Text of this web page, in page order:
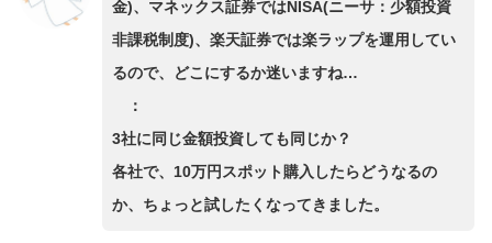
金)、マネックス証券ではNISA(ニーサ：少額投資
非課税制度)、楽天証券では楽ラップを運用してい
るので、どこにするか迷いますね…
：
3社に同じ金額投資しても同じか？
各社で、10万円スポット購入したらどうなるの
か、ちょっと試したくなってきました。